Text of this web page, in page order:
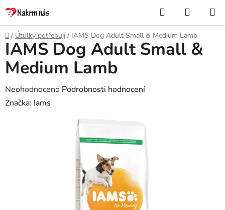
Přejít
na
obsah
Hledat
KOŠÍK
Domů
/ Útulky potřebují / IAMS Dog Adult Small & Medium Lamb
IAMS Dog Adult Small &
Medium Lamb
Průměrné
hodnocení
Neohodnoceno Podrobnosti hodnocení
Značka: Iams